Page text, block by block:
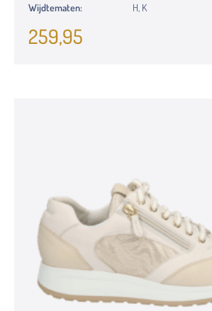
Wijdtematen:
H, K
259,95